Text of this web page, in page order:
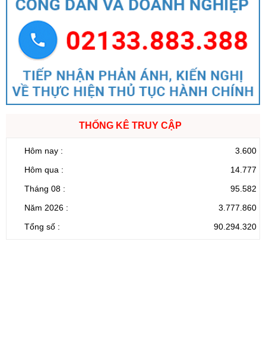
THỐNG KÊ TRUY CẬP
Hôm nay :
3.600
Hôm qua :
14.777
Tháng 08 :
95.582
Năm 2026 :
3.777.860
Tổng số :
90.294.320